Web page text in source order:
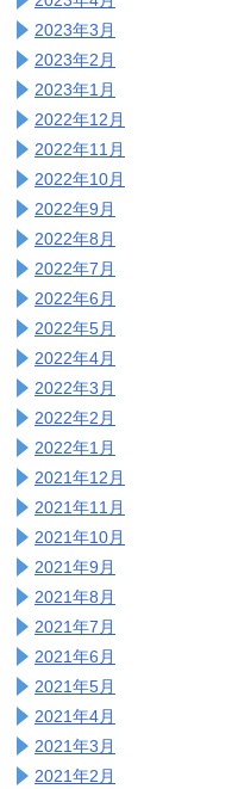
2023年3月
2023年2月
2023年1月
2022年12月
2022年11月
2022年10月
2022年9月
2022年8月
2022年7月
2022年6月
2022年5月
2022年4月
2022年3月
2022年2月
2022年1月
2021年12月
2021年11月
2021年10月
2021年9月
2021年8月
2021年7月
2021年6月
2021年5月
2021年4月
2021年3月
2021年2月